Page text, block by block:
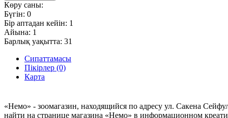
Көру саны:
Бүгін: 0
Бір аптадан кейін: 1
Айына: 1
Барлық уақытта: 31
Сипаттамасы
Пікірлер (0)
Карта
«Немо» - зоомагазин, находящийся по адресу ул. Сакена
найти на странице магазина «Немо» в информационном